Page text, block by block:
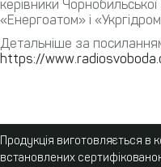
керівники
«Енергоатом» і
Детальніше за
https://
Продукція виготовляється в
встановлених